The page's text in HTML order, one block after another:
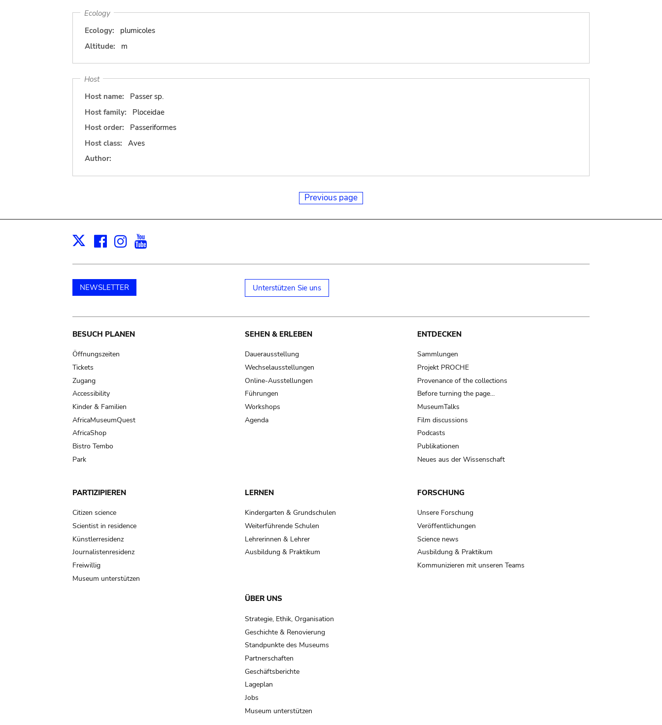
Ecology
Ecology:
plumicoles
Altitude:
m
Host
Host name:
Passer sp.
Host family:
Ploceidae
Host order:
Passeriformes
Host class:
Aves
Author:
Previous page
X Facebook
Instagram
NEWSLETTER Unterstützen Sie uns
Main
navigation
BESUCH PLANEN
Öffnungszeiten
Tickets
Zugang
Accessibility
Kinder & Familien
AfricaMuseumQuest
AfricaShop
Bistro Tembo
Park
SEHEN & ERLEBEN
Dauerausstellung
Wechselausstellungen
Online-Ausstellungen
Führungen
Workshops
Agenda
ENTDECKEN
Sammlungen
Projekt PROCHE
Provenance of the collections
Before turning the page…
MuseumTalks
Film discussions
Podcasts
Publikationen
Neues aus der Wissenschaft
PARTIZIPIEREN
Citizen science
Scientist in residence
Künstlerresidenz
Journalistenresidenz
Freiwillig
Museum unterstützen
LERNEN
Kindergarten & Grundschulen
Weiterführende Schulen
Lehrerinnen & Lehrer
Ausbildung & Praktikum
FORSCHUNG
Unsere Forschung
Veröffentlichungen
Science news
Ausbildung & Praktikum
Kommunizieren mit unseren Teams
ÜBER UNS
Strategie, Ethik, Organisation
Geschichte & Renovierung
Standpunkte des Museums
Partnerschaften
Geschäftsberichte
Lageplan
Jobs
Museum unterstützen